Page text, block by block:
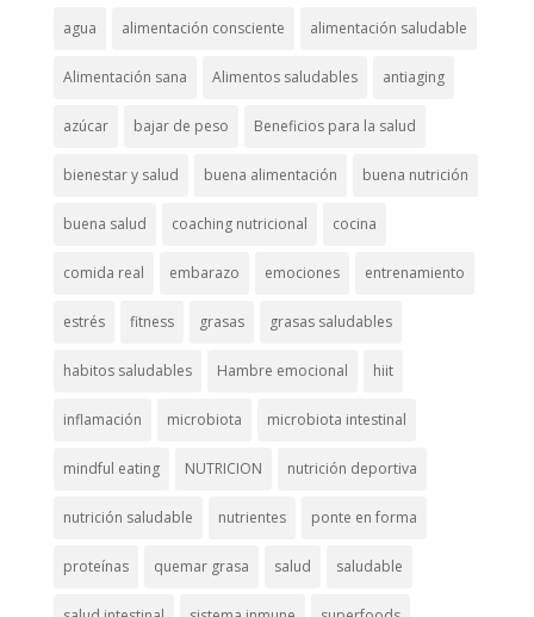
agua alimentación consciente alimentación saludable
Alimentación sana Alimentos saludables antiaging
azúcar bajar de peso Beneficios para la salud
bienestar y salud buena alimentación buena nutrición
buena salud coaching nutricional cocina
comida real embarazo emociones entrenamiento
estrés fitness grasas grasas saludables
habitos saludables Hambre emocional hiit
inflamación microbiota microbiota intestinal
mindful eating NUTRICION nutrición deportiva
nutrición saludable nutrientes ponte en forma
proteínas quemar grasa salud saludable